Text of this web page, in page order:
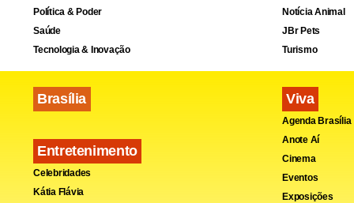
Política & Poder
Saúde
Tecnologia & Inovação
Brasília
Entretenimento
Celebridades
Kátia Flávia
Notícia Animal
JBr Pets
Turismo
Viva
Agenda Brasília
Anote Aí
Cinema
Eventos
Exposições